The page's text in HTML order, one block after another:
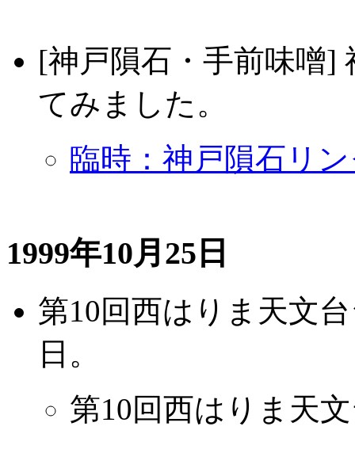
[神戸隕石・手前味噌]
てみました。
臨時：神戸隕石リ
1999年10月25日
第10回西はりま天文
日。
第10回西はりま天